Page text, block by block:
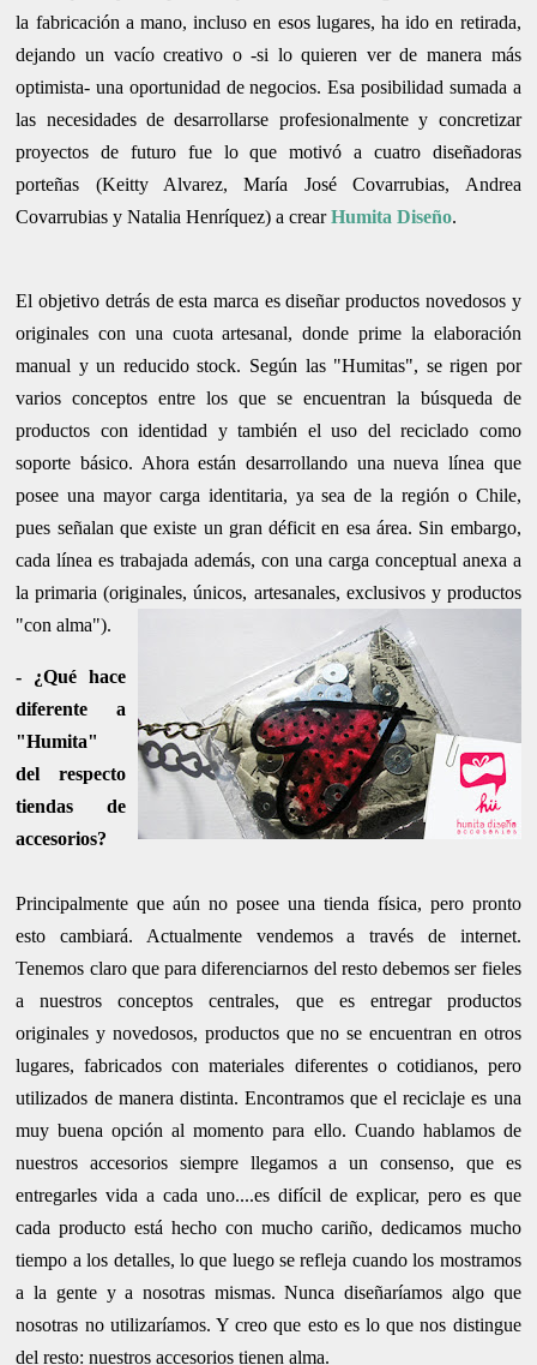
la fabricación a mano, incluso en esos lugares, ha ido en retirada,
dejando un vacío creativo o -si lo quieren ver de manera más
optimista- una oportunidad de negocios. Esa posibilidad sumada a
las necesidades de desarrollarse profesionalmente y concretizar
proyectos de futuro fue lo que motivó a cuatro diseñadoras
porteñas (Keitty Alvarez, María José Covarrubias, Andrea
Covarrubias y Natalia Henríquez) a crearHumita Diseño.
El objetivo detrás de esta marca es diseñar productos novedosos y
originales con una cuota artesanal, donde prime la elaboración
manual y un reducido stock. Según las "Humitas", se rigen por
varios conceptos entre los que se encuentran la búsqueda de
productos con identidad y también el uso del reciclado como
soporte básico. Ahora están desarrollando una nueva línea que
posee una mayor carga identitaria, ya sea de la región o Chile,
pues señalan que existe un gran déficit en esa área. Sin embargo,
cada línea es trabajada además, con una carga conceptual anexa a
la primaria (originales, únicos, artesanales, exclusivos y productos
"con alma").
- ¿Qué hace
diferente a
"Humita"
del respecto
tiendas de
accesorios?
Principalmente que aún no posee una tienda física, pero pronto
esto cambiará. Actualmente vendemos a través de internet.
Tenemos claro que para diferenciarnos del resto debemos ser fieles
a nuestros conceptos centrales, que es entregar productos
originales y novedosos, productos que no se encuentran en otros
lugares, fabricados con materiales diferentes o cotidianos, pero
utilizados de manera distinta. Encontramos que el reciclaje es una
muy buena opción al momento para ello. Cuando hablamos de
nuestros accesorios siempre llegamos a un consenso, que es
entregarles vida a cada uno....es difícil de explicar, pero es que
cada producto está hecho con mucho cariño, dedicamos mucho
tiempo a los detalles, lo que luego se refleja cuando los mostramos
a la gente y a nosotras mismas. Nunca diseñaríamos algo que
nosotras no utilizaríamos. Y creo que esto es lo que nos distingue
del resto: nuestros accesorios tienen alma.